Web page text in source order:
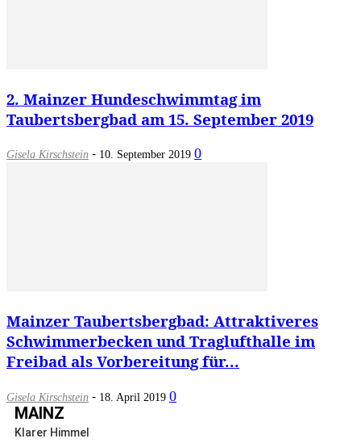
2. Mainzer Hundeschwimmtag im
Taubertsbergbad am 15. September 2019
Gisela Kirschstein - 10. September 2019 0
Mainzer Taubertsbergbad: Attraktiveres
Schwimmerbecken und Traglufthalle im
Freibad als Vorbereitung für...
Gisela Kirschstein - 18. April 2019 0
MAINZ
Klarer Himmel